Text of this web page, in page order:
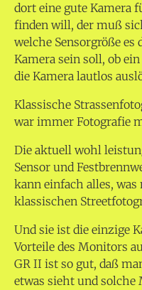
dort eine gute Kamera
finden will, der muß
welche Sensorgröße
Kamera sein soll, ob
die Kamera lautlos
Klassische
war immer Fotografie
Die aktuell wohl
Sensor und
kann einfach alles,
klassischen
Und sie ist die einzige
Vorteile des Monitors
GR II ist so gut, daß
etwas sieht und